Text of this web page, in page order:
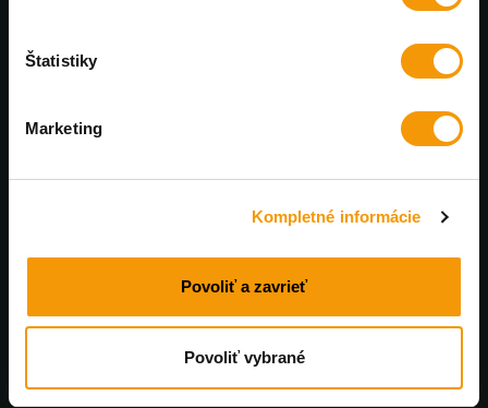
Štatistiky
Marketing
Kompletné informácie
Povoliť a zavrieť
Povoliť vybrané
Poradíme a pomôžeme. Pracovné dni od 8 do 17:00
Tovar skladom doručíme do 48 hodín